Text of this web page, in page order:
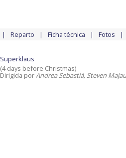
Reparto Ficha técnica Fotos
Superklaus
(4 days before Christmas)
Dirigida porAndrea Sebastiá, Steven